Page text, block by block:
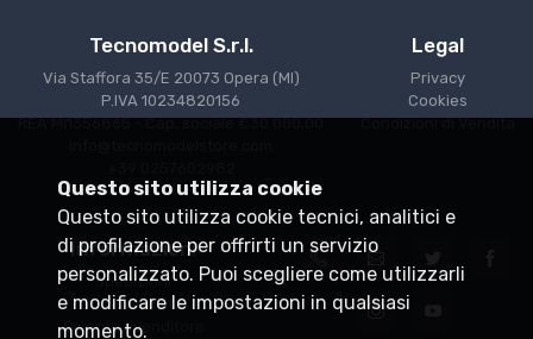
Tecnomodel S.r.l.
Via Staffora 35/E 20073 Opera (MI)
P.IVA 10234820156
REA MI1356865 - Cap. sociale €30.000,00
Legal
Privacy
Cookies
Condizioni di Vendita
Informazioni
Spedizioni
Punti vendita
Diventa rivenditore
Questo sito utilizza cookie
Questo sito utilizza cookie tecnici, analitici e
di profilazione per offrirti un servizio
personalizzato. Puoi scegliere come utilizzarli
e modificare le impostazioni in qualsiasi
momento.